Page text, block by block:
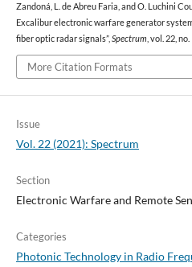
Zandoná, L. de Abreu Faria, and O. Luchini
Excalibur electronic warfare generator
fiber optic radar signals”, Spectrum , vol. 22,
More Citation Formats
Issue
Vol. 22 (2021): Spectrum
Section
Electronic Warfare and Remote
Categories
Photonic Technology in Radio